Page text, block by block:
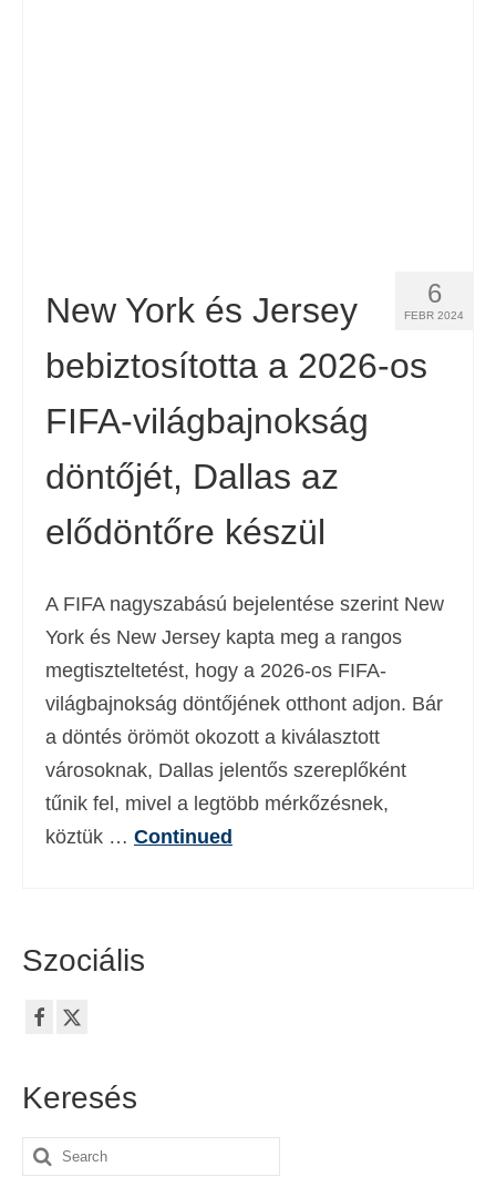
Nederlands (Holland
Suomi(Finn)
Français Francia )
Deutsch(Német)
עברית(Héber)
Italiano Olasz
日本語( Japán)
한국어(Koreai)
Norsk bokmål(Norvég bokmål)
Polski(Lengyel
Slovenščina
6
FEBR 2024
New York és Jersey
bebiztosította a 2026-os
FIFA-világbajnokság
döntőjét, Dallas az
elődöntőre készül
A FIFA nagyszabású bejelentése szerint New
York és New Jersey kapta meg a rangos
megtiszteltetést, hogy a 2026-os FIFA-
világbajnokság döntőjének otthont adjon. Bár
a döntés örömöt okozott a kiválasztott
városoknak, Dallas jelentős szereplőként
tűnik fel, mivel a legtöbb mérkőzésnek,
köztük … Continued
Szociális
Keresés
Search